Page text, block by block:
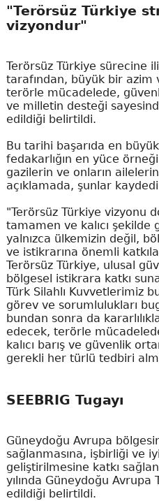
"Terörsüz Türkiye
vizyondur"
Terörsüz Türkiye sürecine
tarafından, büyük bir azim
terörle mücadelede,
ve milletin desteği
edildiği belirtildi.
Bu tarihi başarıda en
fedakarlığın en yüce
gazilerin ve onların
açıklamada, şunlar
"Terörsüz Türkiye vizyonu
tamamen ve kalıcı şekilde
yalnızca ülkemizin değil,
ve istikrarına önemli
Terörsüz Türkiye, ulusal
bölgesel istikrara katkı
Türk Silahlı Kuvvetlerimiz
görev ve sorumlulukları
bundan sonra da
edecek, terörle
kalıcı barış ve güvenlik
gerekli her türlü tedbiri
SEEBRIG Tugayı
Güneydoğu Avrupa
sağlanmasına, işbirliği ve
geliştirilmesine katkı
yılında Güneydoğu Avrupa
edildiği belirtildi.